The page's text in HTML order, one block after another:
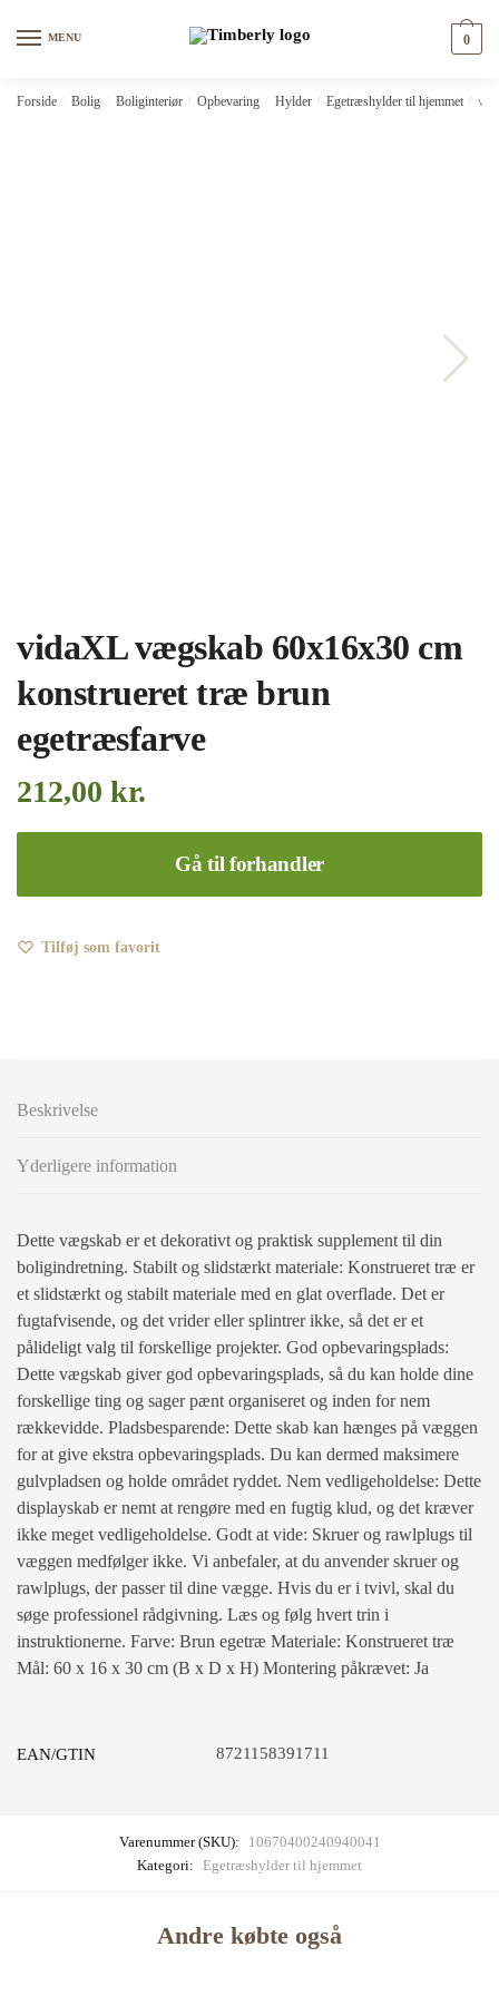
MENU 0
Forside Bolig Boliginteriør Opbevaring Hylder Egetræshylder til hjemmet
vidaXL vægskab 60x16x30 cm
konstrueret træ brun
egetræsfarve
212,00 kr.
Gå til forhandler
Tilføj som favorit
Beskrivelse
Yderligere information
Dette vægskab er et dekorativt og praktisk supplement til din
boligindretning. Stabilt og slidstærkt materiale: Konstrueret træ er
et slidstærkt og stabilt materiale med en glat overflade. Det er
fugtafvisende, og det vrider eller splintrer ikke, så det er et
pålideligt valg til forskellige projekter. God opbevaringsplads:
Dette vægskab giver god opbevaringsplads, så du kan holde dine
forskellige ting og sager pænt organiseret og inden for nem
rækkevidde. Pladsbesparende: Dette skab kan hænges på væggen
for at give ekstra opbevaringsplads. Du kan dermed maksimere
gulvpladsen og holde området ryddet. Nem vedligeholdelse: Dette
displayskab er nemt at rengøre med en fugtig klud, og det kræver
ikke meget vedligeholdelse. Godt at vide: Skruer og rawlplugs til
væggen medfølger ikke. Vi anbefaler, at du anvender skruer og
rawlplugs, der passer til dine vægge. Hvis du er i tvivl, skal du
søge professionel rådgivning. Læs og følg hvert trin i
instruktionerne. Farve: Brun egetræ Materiale: Konstrueret træ
Mål: 60 x 16 x 30 cm (B x D x H) Montering påkrævet: Ja
EAN/GTIN 8721158391711
Varenummer (SKU):
10670400240940041
Kategori: Egetræshylder til hjemmet
Andre købte også